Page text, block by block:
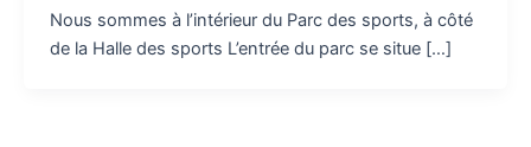
Nous sommes à l’intérieur du Parc des sports, à côté
de la Halle des sports L’entrée du parc se situe […]